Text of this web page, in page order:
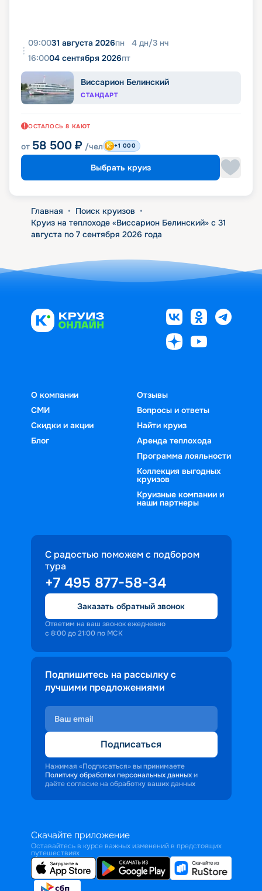
09:0031 августа 2026пн 4 дн/3 нч
16:0004 сентября 2026пт
Виссарион Белинский
СТАНДАРТ
ОСТАЛОСЬ 8 КАЮТ
от 58 500 ₽ /чел +1 000
Выбрать круиз
Главная • Поиск круизов •
Круиз на теплоходе «Виссарион Белинский» с 31
августа по 7 сентября 2026 года
О компании
СМИ
Скидки и акции
Блог
Отзывы
Вопросы и ответы
Найти круиз
Аренда теплохода
Программа лояльности
Коллекция выгодных
круизов
Круизные компании и
наши партнеры
С радостью поможем с подбором
тура
+7 495 877-58-34
Заказать обратный звонок
Ответим на ваш звонок ежедневно
с 8:00 до 21:00 по МСК
Подпишитесь на рассылку с
лучшими предложениями
Подписаться
Нажимая «Подписаться» вы принимаете
Политику обработки персональных данных и
даёте согласие на обработку ваших данных
Скачайте приложение
Оставайтесь в курсе важных изменений в предстоящих
путешествиях